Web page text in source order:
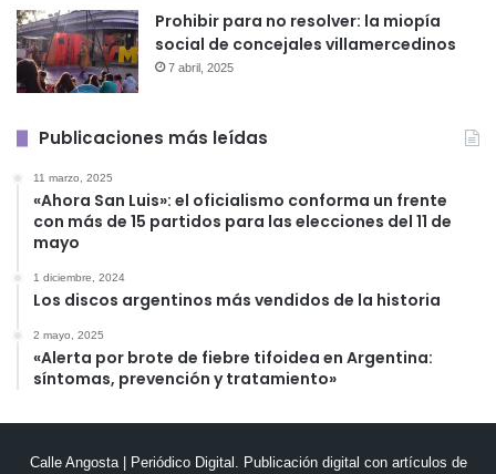
Prohibir para no resolver: la miopía
social de concejales villamercedinos
7 abril, 2025
Publicaciones más leídas
11 marzo, 2025
«Ahora San Luis»: el oficialismo conforma un frente
con más de 15 partidos para las elecciones del 11 de
mayo
1 diciembre, 2024
Los discos argentinos más vendidos de la historia
2 mayo, 2025
«Alerta por brote de fiebre tifoidea en Argentina:
síntomas, prevención y tratamiento»
Calle Angosta | Periódico Digital. Publicación digital con artículos de